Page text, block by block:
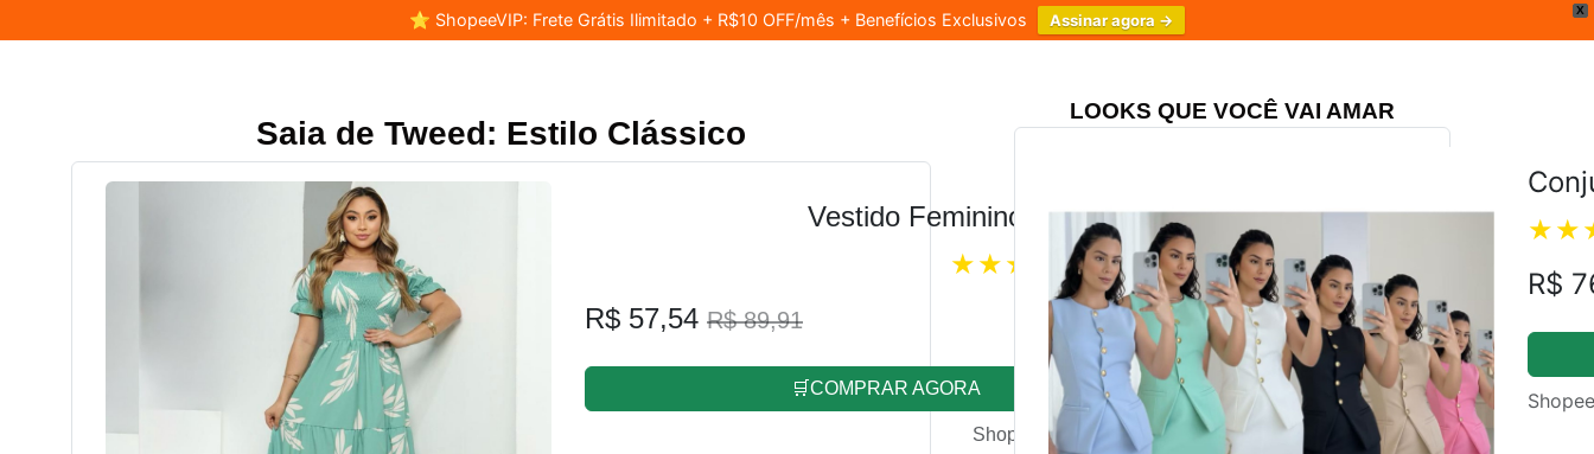
X
⭐ ShopeeVIP: Frete Grátis Ilimitado + R$10 OFF/mês + Benefícios Exclusivos Assinar agora →
Saia de Tweed: Estilo Clássico
Vestido Feminino Longo Três Marias
4.8
R$ 57,54 R$ 89,91
🛒COMPRAR AGORA
Shopee.com.br
LOOKS QUE VOCÊ VAI AMAR
R$